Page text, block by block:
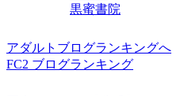
黒蜜書院
アダルトブログランキングへ
FC2 ブログランキング